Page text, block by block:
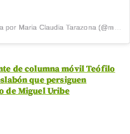
Una publicación compartida por Maria Claudia Tarazona (@maclaudiat)
de columna móvil Teófilo
que persiguen
de Miguel Uribe